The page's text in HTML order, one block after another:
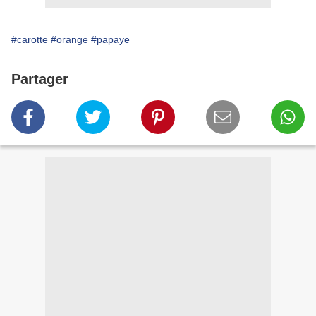
#carotte #orange #papaye
Partager